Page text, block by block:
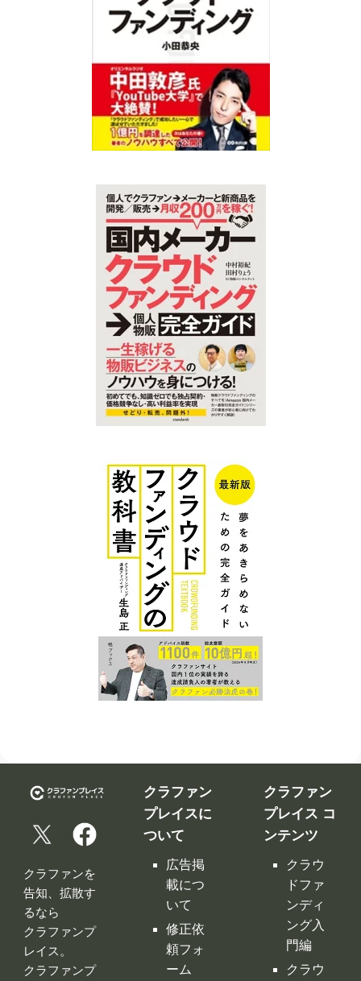
クラファンを
告知、拡散す
るなら
クラファンプ
レイス。
クラファンプ
クラファン
プレイスに
ついて
広告掲
載につ
いて
修正依
頼フォ
ーム
クラファン
プレイス コ
ンテンツ
クラウ
ドファ
ンディ
ング入
門編
クラウ